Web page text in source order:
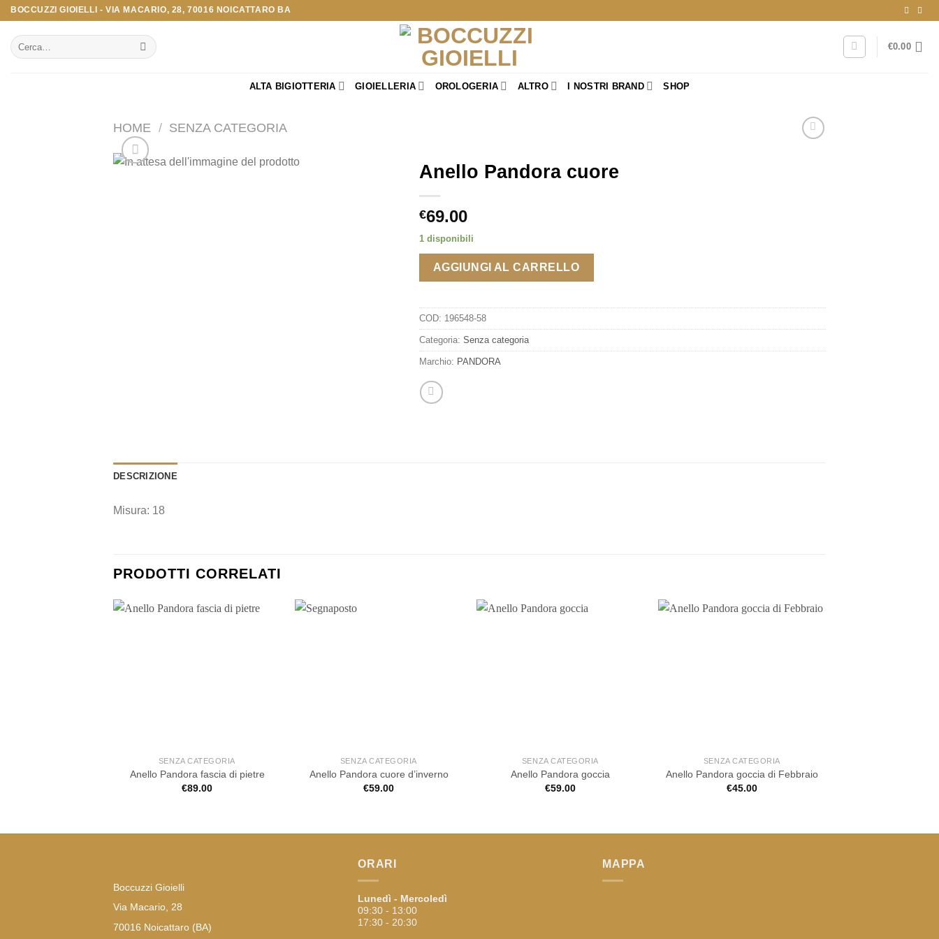
Salta
contenuti
BOCCUZZI GIOIELLI - VIA MACARIO, 28, 70016 NOICATTARO BA
Cerca:
€0.00
ALTA BIGIOTTERIA GIOIELLERIA OROLOGERIA ALTRO I NOSTRI BRAND SHOP
HOME / SENZA CATEGORIA
Anello Pandora cuore
€69.00
1 disponibili
AGGIUNGI AL CARRELLO
COD: 196548-58
Categoria: Senza categoria
Marchio: PANDORA
DESCRIZIONE
Misura: 18
PRODOTTI CORRELATI
SENZA CATEGORIA
Anello Pandora fascia di pietre
€89.00
SENZA CATEGORIA
Anello Pandora cuore d’inverno
€59.00
SENZA CATEGORIA
Anello Pandora goccia
€59.00
SENZA CATEGORIA
Anello Pandora goccia di Febbraio
€45.00
Boccuzzi Gioielli
Via Macario, 28
70016 Noicattaro (BA)
ORARI
Lunedì - Mercoledì
09:30 - 13:00
17:30 - 20:30
MAPPA